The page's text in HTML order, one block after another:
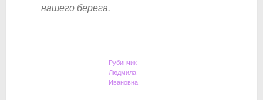
нашего берега.
Рубинчик
Людмила
Ивановна